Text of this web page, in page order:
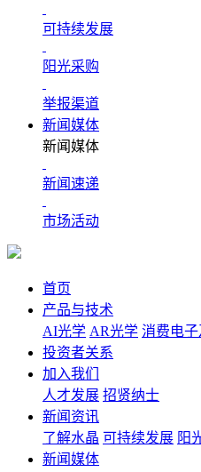
可持续发展
阳光采购
举报渠道
新闻媒体
新闻媒体
新闻速递
市场活动
首页
产品与技术
AI光学 AR光学 消费电
投资者关系
加入我们
人才发展 招贤纳士
新闻资讯
了解水晶 可持续发展 阳
新闻媒体